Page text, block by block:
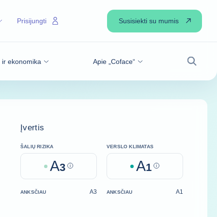
ir ekonomika Apie „Coface“
Paieška
Prisijungti Susisiekti su mumis
Įvertis
ŠALIŲ RIZIKA
A3 Help
VERSLO KLIMATAS
A1 Help
ANKSČIAU A3 ANKSČIAU A1